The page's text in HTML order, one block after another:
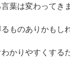
葉は変わってきま
ものありかもし
かりやすくする